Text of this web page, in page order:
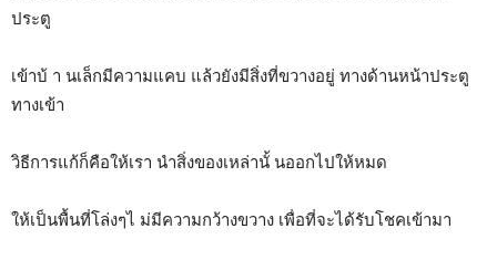
ประตู
เข้าบ้ า นเล็กมีความแคบ แล้วยังมีสิ่งที่ขวางอยู่ ทางด้านหน้าประตู
ทางเข้า
วิธีการแก้ก็คือให้เรา นำสิ่งของเหล่านั้ นออกไปให้หมด
ให้เป็นพื้นที่โล่งๆไ ม่มีความกว้างขวาง เพื่อที่จะได้รับโชคเข้ามา